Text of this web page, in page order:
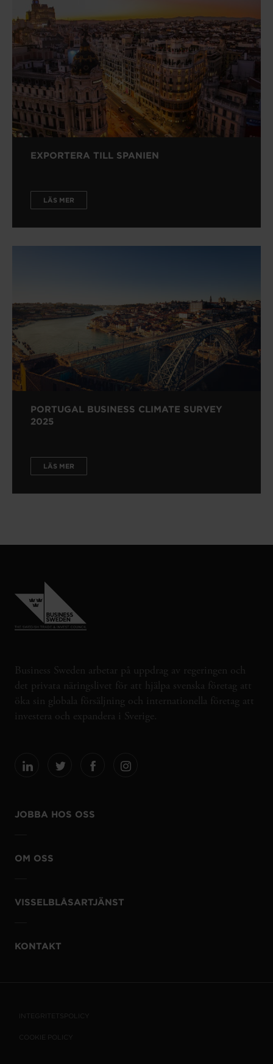
EXPORTERA TILL SPANIEN
LÄS MER
PORTUGAL BUSINESS CLIMATE SURVEY
2025
LÄS MER
Business Sweden arbetar på uppdrag av regeringen och
det privata näringslivet för att hjälpa svenska företag att
öka sin globala försäljning och internationella företag att
investera och expandera i Sverige.
JOBBA HOS OSS
OM OSS
VISSELBLÅSARTJÄNST
KONTAKT
INTEGRITETSPOLICY
COOKIE POLICY